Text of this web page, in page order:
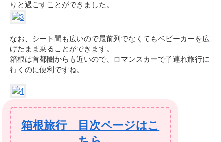
りと過ごすことができました。
なお、シート間も広いので最前列でなくてもベビーカーを広
げたまま乗ることができます。
箱根は首都圏からも近いので、ロマンスカーで子連れ旅行に
行くのに便利ですね。
箱根旅行 目次ページはこ